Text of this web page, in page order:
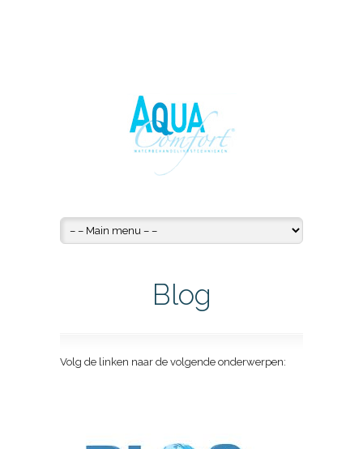
Blog
Volg de linken naar de volgende onderwerpen: